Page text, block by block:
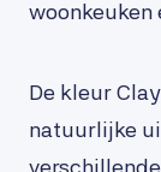
woonkeuken
De kleur
natuurlijke